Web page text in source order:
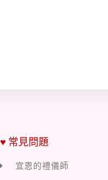
♥ 常見問題
宜恩的禮儀師